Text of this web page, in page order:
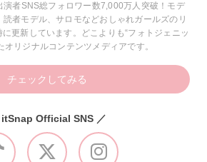
演者SNS総フォロワー数7,000万人突破！モデ
者モデル、サロモなどおしゃれガールズのリ
更新しています。どこよりも“フォトジェニッ
オリジナルコンテンツメディアです。
チェックしてみる
itSnap Official SNS ／